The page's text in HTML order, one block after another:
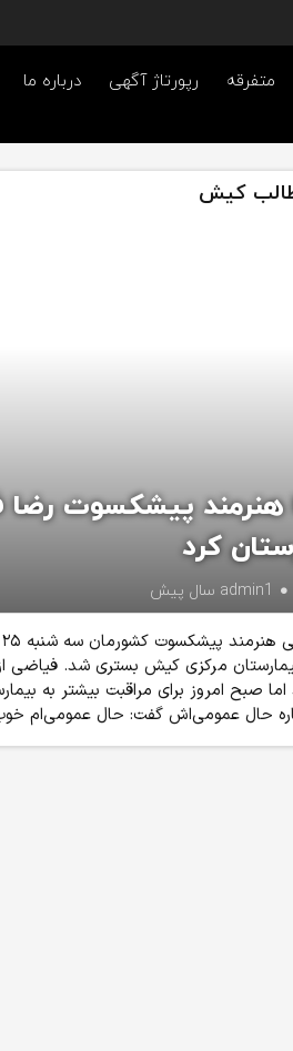
متفرقه رپورتاژ آگهی
درباره ما
کیش
هنرمند پیشکسوت رضا
کرد
admin1
مرکزی کیش بستری شد.
اما صبح امروز برای مراقبت بیشتر به
حال عمومی‌اش گفت: حال عمومی‌ام